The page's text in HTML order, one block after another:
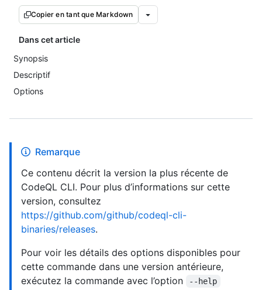
Copier en tant que Markdown
Dans cet article
Synopsis
Descriptif
Options
Remarque
Ce contenu décrit la version la plus récente de
CodeQL CLI. Pour plus d’informations sur cette
version, consultez
https://github.com/github/codeql-cli-
binaries/releases.
Pour voir les détails des options disponibles pour
cette commande dans une version antérieure,
exécutez la commande avec l’option
--help